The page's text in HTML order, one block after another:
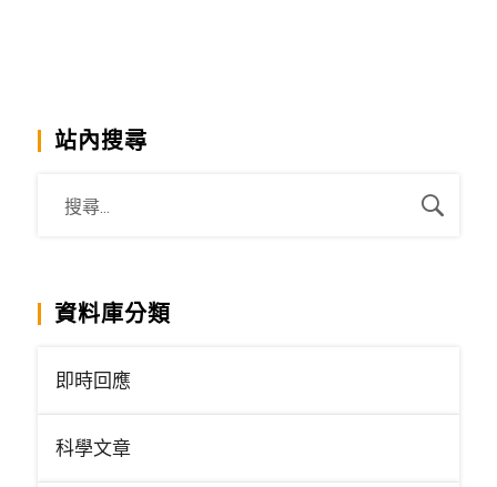
站內搜尋
資料庫分類
即時回應
科學文章